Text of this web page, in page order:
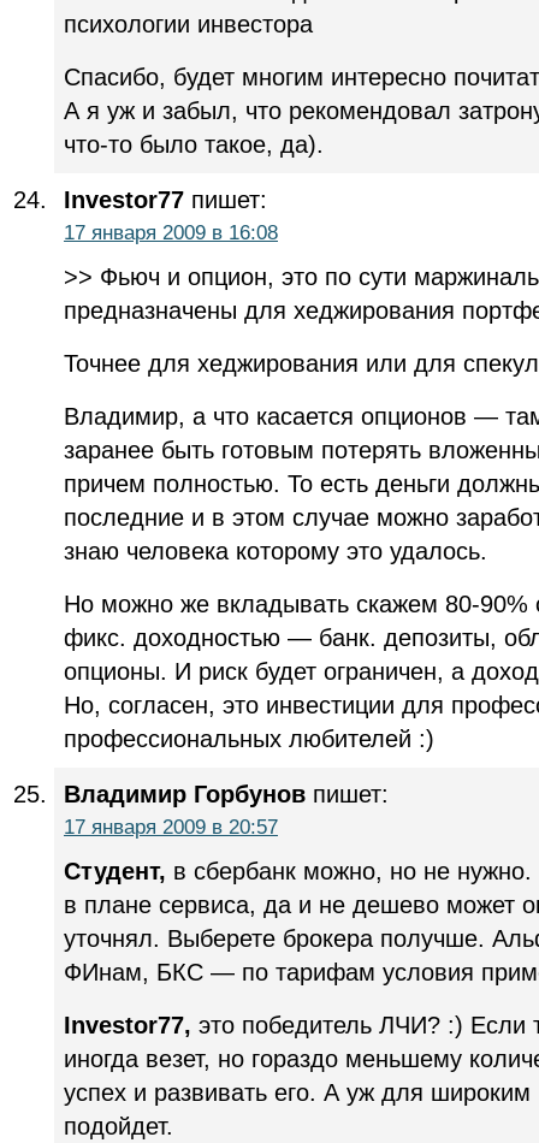
психологии инвестора
Спасибо, будет многим интересно
А я уж и забыл, что рекомендовал
что-то было такое, да).
Investor77 пишет:
17 января 2009 в 16:08
>> Фьюч и опцион, это по сути
предназначены для хеджирования
Точнее для хеджирования или для
Владимир, а что касается опционов —
заранее быть готовым потерять
причем полностью. То есть деньги
последние и в этом случае можно
знаю человека которому это удалось.
Но можно же вкладывать скажем 80-90%
фикс. доходностью — банк. депозиты,
опционы. И риск будет ограничен, а
Но, согласен, это инвестиции для
профессиональных любителей :)
Владимир Горбунов пишет:
17 января 2009 в 20:57
Студент, в сбербанк можно, но не
в плане сервиса, да и не дешево может
уточнял. Выберете брокера получше.
ФИнам, БКС — по тарифам условия
Investor77, это победитель ЛЧИ? :)
иногда везет, но гораздо меньшему
успех и развивать его. А уж для широким
подойдет.